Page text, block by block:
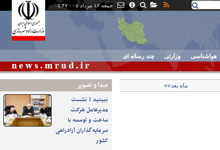
جمعه ۱۶ مرداد ۰۵ - ۰۵:۴۷
هواشناسی وزارتی چند رسانه ای
صدا و تصوير
ببینید | نشست
مدیرعامل شرکت
ساخت و توسعه با
سرمایه‌گذاران آزادراهی
کشور
ماه بعد»»